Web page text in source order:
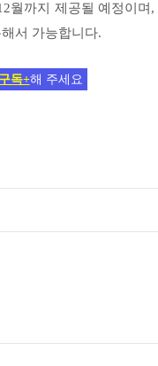
월까지 제공될 예정이며,
서 가능합니다.
구독+해 주세요